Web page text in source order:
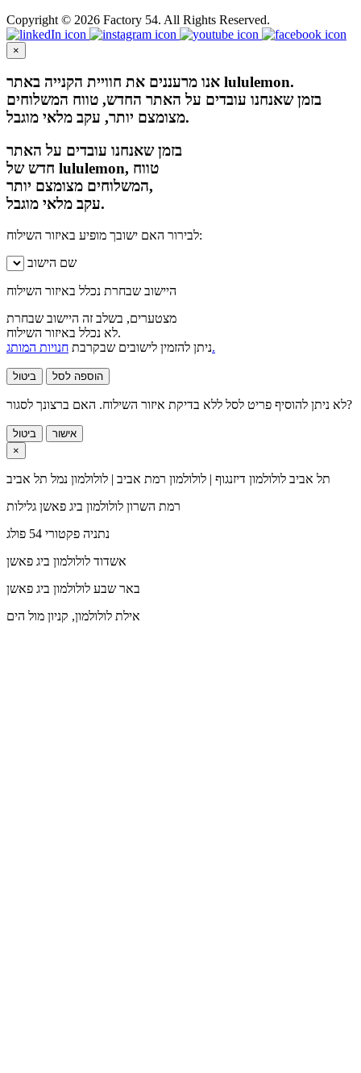
Copyright © 2026 Factory 54. All Rights Reserved.
×
אנו מרעננים את חוויית הקנייה באתר lululemon.
בזמן שאנחנו עובדים על האתר החדש, טווח המשלוחים
מצומצם יותר, עקב מלאי מוגבל.
בזמן שאנחנו עובדים על האתר
חדש של lululemon, טווח
המשלוחים מצומצם יותר,
עקב מלאי מוגבל.
לבירור האם ישובך מופיע באיזור השילוח:
שם הישוב
היישוב שבחרת נכלל באיזור השילוח
מצטערים, בשלב זה היישוב שבחרת
לא נכלל באיזור השילוח.
ניתן להזמין לישובים שבקרבתחנויות המותג.
ביטול הוספה לסל
לא ניתן להוסיף פריט לסל ללא בדיקת איזור השילוח. האם ברצונך לסגור?
ביטול
אישור
×
תל אביב לולולמון דיזנגוף | לולולמון רמת אביב | לולולמון נמל תל אביב
רמת השרון לולולמון ביג פאשן גלילות
נתניה פקטורי 54 פולג
אשדוד לולולמון ביג פאשן
באר שבע לולולמון ביג פאשן
אילת לולולמון, קניון מול הים